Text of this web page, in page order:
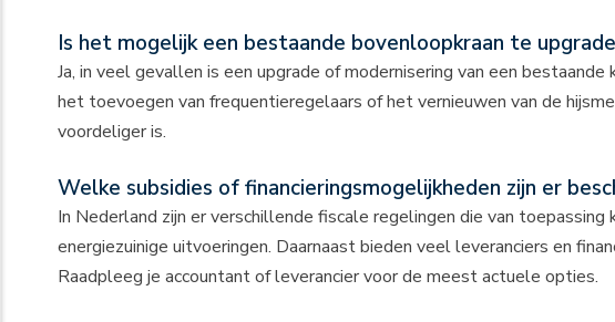
Is het mogelijk een bestaande bovenloopkraan te
Ja, in veel gevallen is een upgrade of modernisering van een
het toevoegen van frequentieregelaars of het vernieuwen van de
voordeliger is.
Welke subsidies of financieringsmogelijkheden zijn er
In Nederland zijn er verschillende fiscale regelingen die van
energiezuinige uitvoeringen. Daarnaast bieden veel leveranciers en
Raadpleeg je accountant of leverancier voor de meest actuele opties.